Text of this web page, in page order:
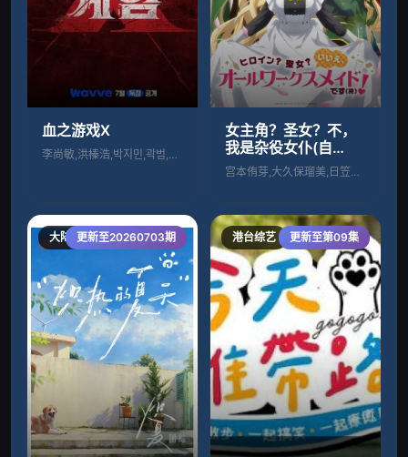
血之游戏X
李尚敏,洪榛浩,박지민,곽범,서출구,하
女主角？圣女？不，
我是杂役女仆(自
豪)！
宫本侑芽,大久保瑠美,日笠阳子,天崎滉平
大陆综艺更新至20260703期 港台综艺 更新至第09集